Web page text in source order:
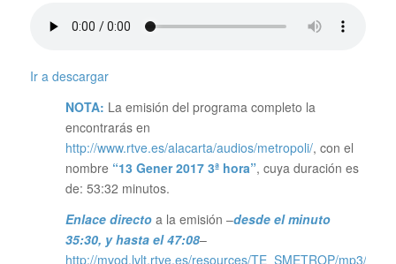
Ir a descargar
NOTA: La emisión del programa completo la
encontrarás en
http://www.rtve.es/alacarta/audios/metropoli/, con el
nombre “13 Gener 2017 3ª hora”, cuya duración es
de: 53:32 minutos.
Enlace directo a la emisión –desde el minuto
35:30, y hasta el 47:08–
http://mvod.lvlt.rtve.es/resources/TE_SMETROP/mp3/9/2/